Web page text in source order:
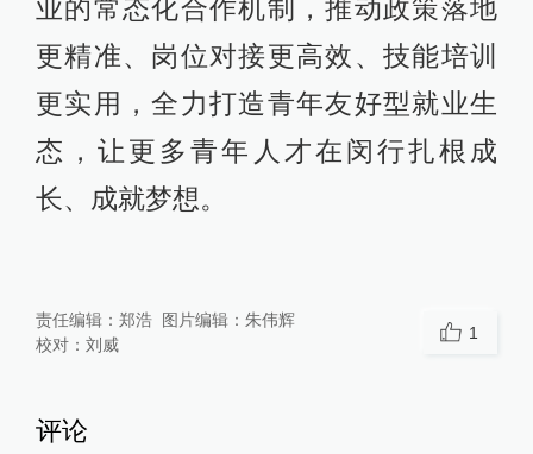
业的常态化合作机制，推动政策落地
更精准、岗位对接更高效、技能培训
更实用，全力打造青年友好型就业生
态，让更多青年人才在闵行扎根成
长、成就梦想。
责任编辑： 郑浩 图片编辑： 朱伟辉
校对： 刘威
1
评论